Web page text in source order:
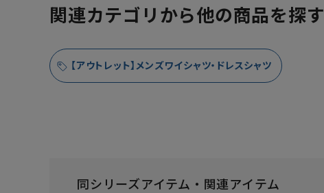
関連カテゴリから他の商品を探す
【アウトレット】メンズワイシャツ・ドレスシャツ
同シリーズアイテム・関連アイテム